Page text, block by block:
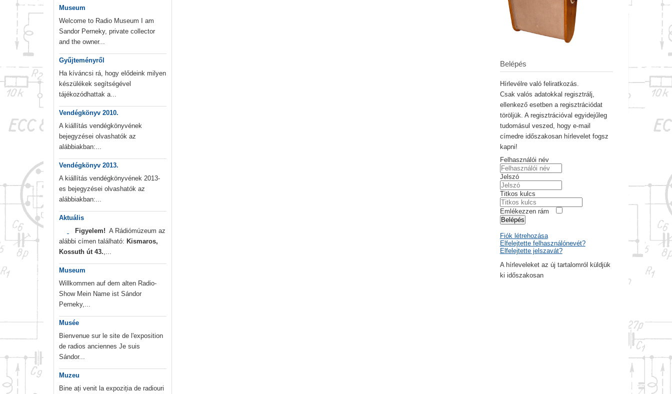
Museum
Welcome to Radio Museum I am
Sandor Perneky, private collector
and the owner...
Gyűjteményről
Ha kíváncsi rá, hogy elődeink milyen
készülékek segítségével
tájékozódhattak a...
Vendégkönyv 2010.
A kiállítás vendégkönyvének
bejegyzései olvashatók az
alábbiakban:...
Vendégkönyv 2013.
A kiállítás vendégkönyvének 2013-
es bejegyzései olvashatók az
alábbiakban:...
Aktuális
Figyelem! A Rádiómúzeum az
alábbi címen található: Kismaros,
Kossuth út 43.,...
Museum
Willkommen auf dem alten Radio-
Show Mein Name ist Sándor
Perneky,...
Musée
Bienvenue sur le site de l'exposition
de radios anciennes Je suis
Sándor...
Muzeu
Bine ați venit la expoziția de radiouri
Belépés
Hírlevélre való feliratkozás.
Csak valós adatokkal regisztrálj,
ellenkező esetben a regisztrációdat
töröljük. A regisztrációval egyidejűleg
tudomásul veszed, hogy e-mail
címedre időszakosan hírlevelet fogsz
kapni!
Felhasználói név
Jelszó
Titkos kulcs
Emlékezzen rám
Belépés
Fiók létrehozása
Elfelejtette felhasználónevét?
Elfelejtette jelszavát?
A hírleveleket az új tartalomról küldjük
ki időszakosan